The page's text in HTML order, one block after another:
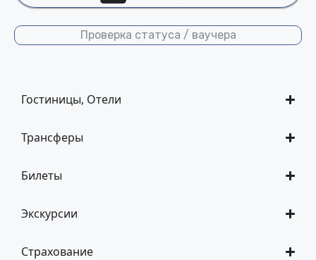
Проверка статуса / ваучера
Гостиницы, Отели
Трансферы
Билеты
Экскурсии
Страхование